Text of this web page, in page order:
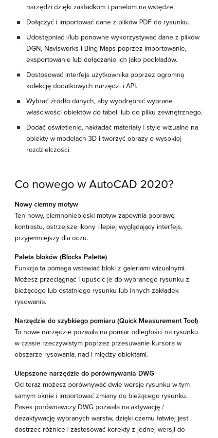
narzędzi dzięki zakładkom i panelom na wstędze.
Dołączyć i importować dane z plików PDF do rysunku.
Udostępniać i/lub ponowne wykorzystywać dane z plików
DGN, Navisworks i Bing Maps poprzez importowanie,
eksportowanie lub dołączanie ich jako podkładów.
Dostosować interfejs użytkownika poprzez ogromną
kolekcję dodatkowych narzędzi i API.
Wybrać źródło danych, aby wyodrębnić wybrane
właściwości obiektów do tabeli lub do pliku zewnętrznego.
Dodać oświetlenie, nakładać materiały i style wizualne na
obiekty w modelach 3D i tworzyć obrazy o wysokiej
rozdzielczości.
Co nowego w AutoCAD 2020?
Nowy ciemny motyw
Ten nowy, ciemnoniebieski motyw zapewnia poprawę
kontrastu, ostrzejsze ikony i lepiej wyglądający interfejs,
przyjemniejszy dla oczu.
Paleta bloków (Blocks Palette)
Funkcja ta pomaga wstawiać bloki z galeriami wizualnymi.
Możesz przeciągnąć i upuścić je do wybranego rysunku z
bieżącego lub ostatniego rysunku lub innych zakładek
rysowania.
Narzędzie do szybkiego pomiaru (Quick Measurement Tool)
To nowe narzędzie pozwala na pomiar odległości na rysunku
w czasie rzeczywistym poprzez przesuwanie kursora w
obszarze rysowania, nad i między obiektami.
Ulepszone narzędzie do porównywania DWG
Od teraz możesz porównywać dwie wersje rysunku w tym
samym oknie i importować zmiany do bieżącego rysunku.
Pasek porównawczy DWG pozwala na aktywację /
dezaktywację wybranych warstw, dzięki czemu łatwiej jest
dostrzec różnice i zastosować korekty z jednej wersji do